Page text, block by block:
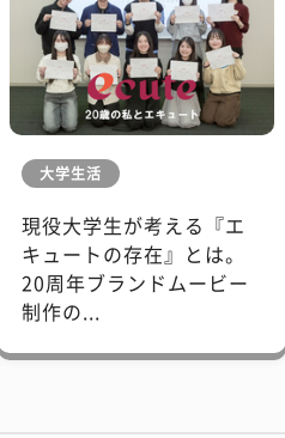
大学生活
現役大学生が考える『エ
キュートの存在』とは。
20周年ブランドムービー
制作の...